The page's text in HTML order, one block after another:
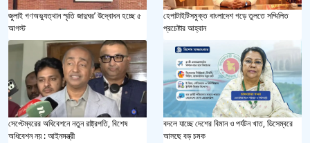
জুলাই গণঅভ্যুত্থান স্মৃতি জাদুঘর’ উদ্বোধন হচ্ছে ৫
আগস্ট
হেপাটাইটিসমুক্ত বাংলাদেশ গড়ে তুলতে সম্মিলিত
প্রচেষ্টার আহ্বান
সেপ্টেম্বরের অধিবেশনে নতুন রাষ্ট্রপতি, বিশেষ
অধিবেশন নয় : আইনমন্ত্রী
বদলে যাচ্ছে দেশের বিমান ও পর্যটন খাত, ডিসেম্বরে
আসছে বড় চমক